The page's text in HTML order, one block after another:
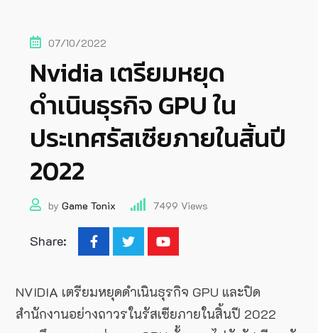
07/10/2022
Nvidia เตรียมหยุด
ดำเนินธุรกิจ GPU ใน
ประเทศรัสเซียภายในสิ้นปี
2022
by Game Tonix 7499 Views
Share:
NVIDIA เตรียมหยุดดำเนินธุรกิจ GPU และปิด
สำนักงานอย่างถาวรในรัสเซียภายในสิ้นปี 2022